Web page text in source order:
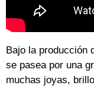
Bajo la producción
se pasea por una
muchas joyas,